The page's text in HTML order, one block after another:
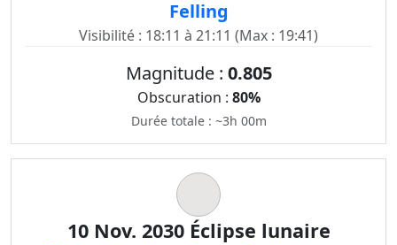
Felling
Visibilité : 18:11 à 21:11 (Max : 19:41)
Magnitude : 0.805
Obscuration : 80%
Durée totale : ~3h 00m
10 Nov. 2030 Éclipse lunaire